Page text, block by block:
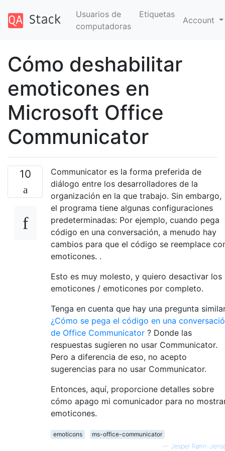
Usuarios de
computadoras
Etiquetas
Account
Cómo deshabilitar
emoticones en
Microsoft Office
Communicator
10
Communicator es la forma preferida de
diálogo entre los desarrolladores de la
organización en la que trabajo. Sin embargo,
el programa tiene algunas configuraciones
predeterminadas: Por ejemplo, cuando pega
código en una conversación, a menudo hay
cambios para que el código se reemplace
emoticones. .
Esto es muy molesto, y quiero desactivar los
emoticones / emoticones por completo.
Tenga en cuenta que hay una pregunta
¿Cómo se pega el código en una
de Office Communicator ? Donde las
respuestas sugieren no usar Communicator.
Pero a diferencia de eso, no acepto
sugerencias para no usar Communicator.
Entonces, aquí, proporcione detalles sobre
cómo apago mi comunicador para no
emoticones.
emoticons
ms-office-communicator
— Jesper Rønn-